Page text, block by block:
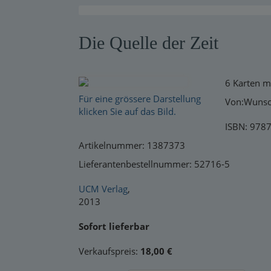
Schnelllager
Kataloge
Die Quelle der Zeit
Für eine grössere Darstellung
klicken Sie auf das Bild.
6 Karten
ISBN:
Artikelnummer: 1387373
Lieferantenbestellnummer: 52716-5
UCM Verlag,
2013
Sofort lieferbar
Verkaufspreis: 18,00 €